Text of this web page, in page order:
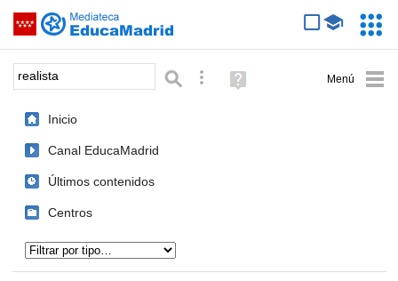
Saltar navegación
Palabra o frase: Búsqueda avanzada
Ayuda
(en
Inicio
Canal EducaMadrid
Últimos contenidos
Centros